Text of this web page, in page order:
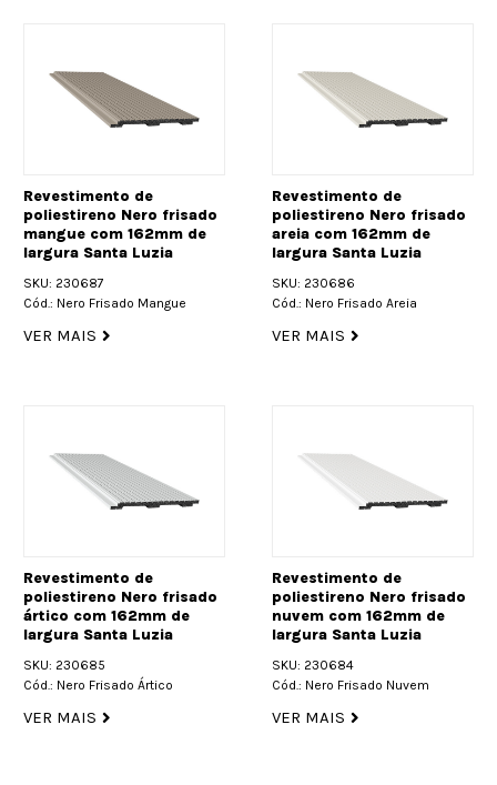
Revestimento de
poliestireno Nero frisado
mangue com 162mm de
largura Santa Luzia
SKU: 230687
Cód.: Nero Frisado Mangue
VER MAIS
Revestimento de
poliestireno Nero frisado
areia com 162mm de
largura Santa Luzia
SKU: 230686
Cód.: Nero Frisado Areia
VER MAIS
Revestimento de
poliestireno Nero frisado
ártico com 162mm de
largura Santa Luzia
SKU: 230685
Cód.: Nero Frisado Ártico
VER MAIS
Revestimento de
poliestireno Nero frisado
nuvem com 162mm de
largura Santa Luzia
SKU: 230684
Cód.: Nero Frisado Nuvem
VER MAIS